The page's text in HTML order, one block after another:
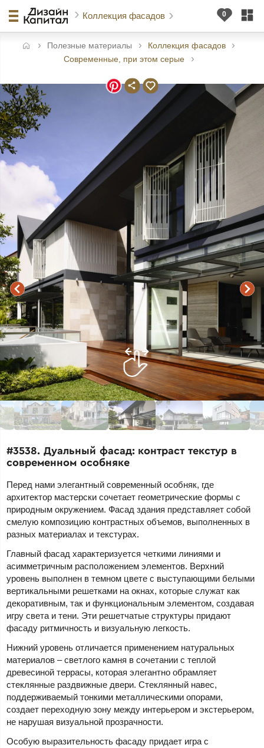
Коллекция фасадов
Полезные материалы
Коллекция фасадов
Современные, при этом серые
#3538. Дуальный фасад: контраст текстур в
современном особняке
Перед нами элегантный современный особняк, где
архитектор мастерски сочетает геометрические формы с
природным окружением. Фасад здания представляет собой
смелую композицию контрастных объемов, выполненных в
разных материалах и текстурах.
Главный фасад характеризуется четкими линиями и
асимметричным расположением элементов. Верхний
уровень выполнен в темном цвете с выступающими белыми
вертикальными решетками на окнах, которые служат как
декоративным, так и функциональным элементом, создавая
игру света и тени. Эти решетчатые структуры придают
фасаду ритмичность и визуальную легкость.
Нижний уровень отличается применением натуральных
материалов – светлого камня в сочетании с теплой
древесиной террасы, которая элегантно обрамляет
стеклянные раздвижные двери. Стеклянный навес,
поддерживаемый тонкими металлическими опорами,
создает переходную зону между интерьером и экстерьером,
не нарушая визуальной прозрачности.
Особую выразительность фасаду придает игра с